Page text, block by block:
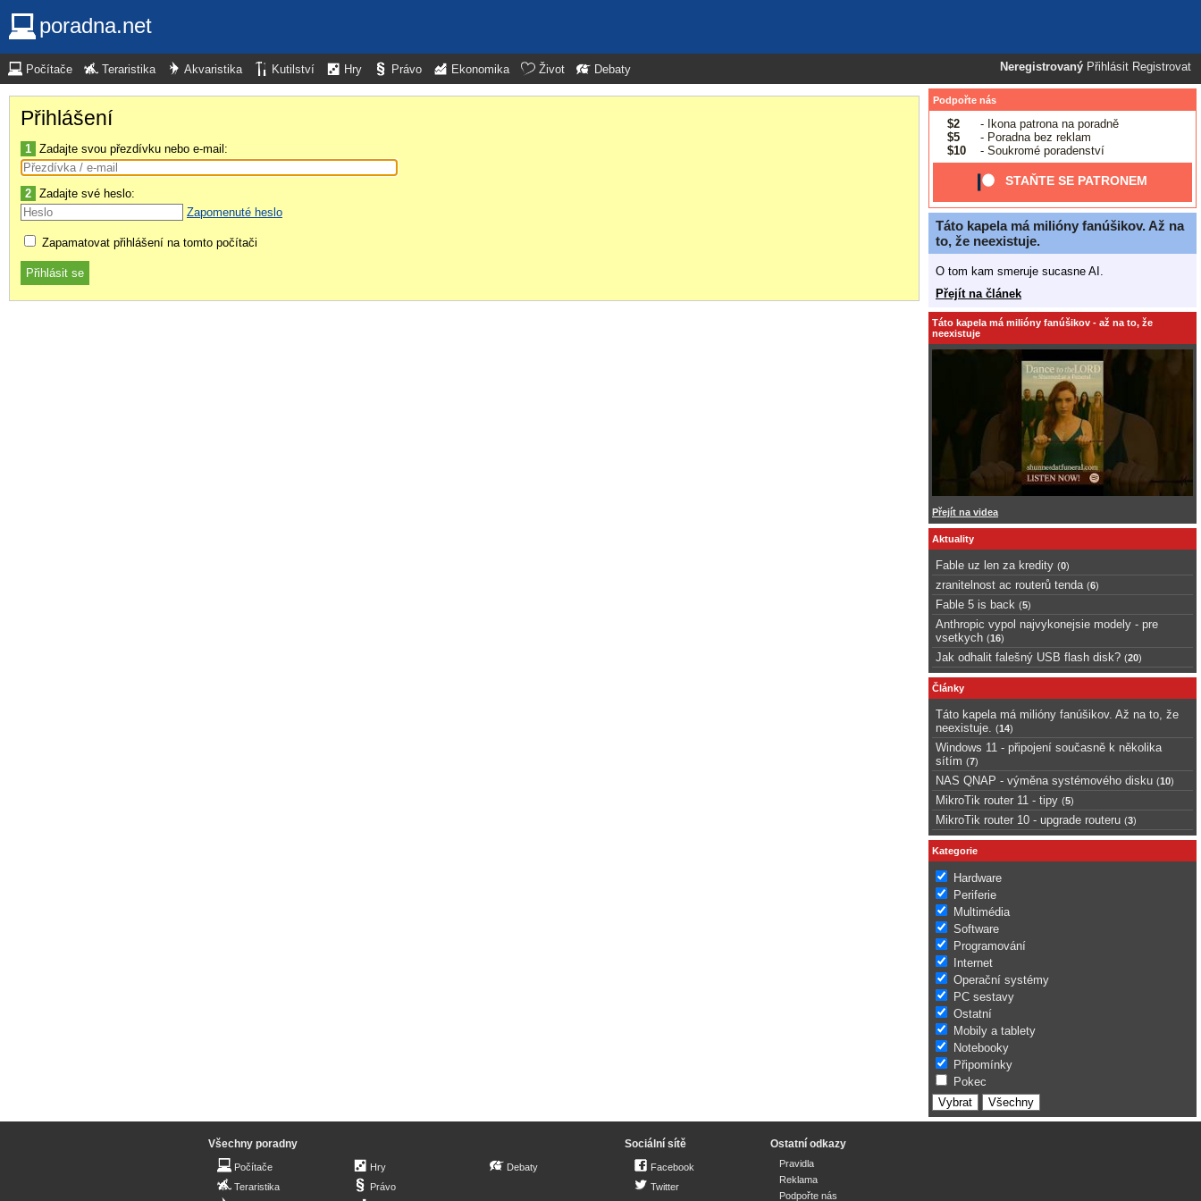
poradna.net
Neregistrovaný Přihlásit Registrovat
Počítače Teraristika Akvaristika Kutilství Hry Právo Ekonomika Život Debaty
Přihlášení
1 Zadajte svou přezdívku nebo e-mail:
2 Zadajte své heslo:
Zapomenuté heslo
Zapamatovat přihlášení na tomto počítači
Podpořte nás
$2
- Ikona patrona na poradně
$5
- Poradna bez reklam
$10
- Soukromé poradenství
STAŇTE SE PATRONEM
Táto kapela má milióny fanúšikov. Až na
to, že neexistuje.
O tom kam smeruje sucasne AI.
Přejít na článek
Táto kapela má milióny fanúšikov - až na to, že
neexistuje
Přejít na videa
Aktuality
Fable uz len za kredity (0)
zranitelnost ac routerů tenda (6)
Fable 5 is back (5)
Anthropic vypol najvykonejsie modely - pre
vsetkych (16)
Jak odhalit falešný USB flash disk? (20)
Články
Táto kapela má milióny fanúšikov. Až na to, že
neexistuje.
(14)
Windows 11 - připojení současně k několika
sítím (7)
NAS QNAP - výměna systémového disku (10)
MikroTik router 11 - tipy (5)
MikroTik router 10 - upgrade routeru (3)
Kategorie
Hardware
Periferie
Multimédia
Software
Programování
Internet
Operační systémy
PC sestavy
Ostatní
Mobily a tablety
Notebooky
Připomínky
Pokec
Všechny poradny
Počítače
Teraristika
Hry
Právo
Debaty
Sociální sítě
Facebook
Twitter
Ostatní odkazy
Pravidla
Reklama
Podpořte nás